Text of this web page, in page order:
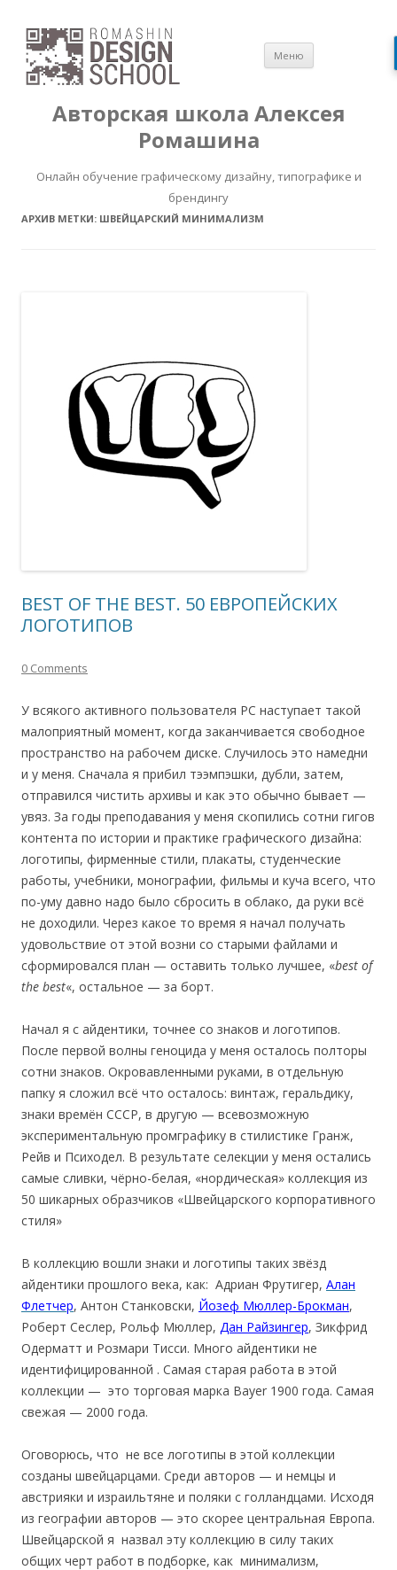
Авторская школа Алексея
Ромашина
Онлайн обучение графическому дизайну, типографике и
брендингу
Меню
содержимому
АРХИВ МЕТКИ: ШВЕЙЦАРСКИЙ МИНИМАЛИЗМ
BEST OF THE BEST. 50 ЕВРОПЕЙСКИХ
ЛОГОТИПОВ
0 Comments
У всякого активного пользователя PC наступает такой
малоприятный момент, когда заканчивается свободное
пространство на рабочем диске. Случилось это намедни
и у меня. Сначала я прибил тээмпэшки, дубли, затем,
отправился чистить архивы и как это обычно бывает —
увяз. За годы преподавания у меня скопились сотни гигов
контента по истории и практике графического дизайна:
логотипы, фирменные стили, плакаты, студенческие
работы, учебники, монографии, фильмы и куча всего, что
по-уму давно надо было сбросить в облако, да руки всё
не доходили. Через какое то время я начал получать
удовольствие от этой возни со старыми файлами и
сформировался план — оставить только лучшее, «best of
the best«, остальное — за борт.
Начал я с айдентики, точнее со знаков и логотипов.
После первой волны геноцида у меня осталось полторы
сотни знаков. Окровавленными руками, в отдельную
папку я сложил всё что осталось: винтаж, геральдику,
знаки времён СССР, в другую — всевозможную
экспериментальную промграфику в стилистике Гранж,
Рейв и Психодел. В результате селекции у меня остались
самые сливки, чёрно-белая, «нордическая» коллекция из
50 шикарных образчиков «Швейцарского корпоративного
стиля»
В коллекцию вошли знаки и логотипы таких звёзд
айдентики прошлого века, как: Адриан Фрутигер, Алан
Флетчер, Антон Станковски, Йозеф Мюллер-Брокман,
Роберт Сеслер, Рольф Мюллер, Дан Райзингер, Зикфрид
Одерматт и Розмари Тисси. Много айдентики не
идентифицированной . Самая старая работа в этой
коллекции — это торговая марка Bayer 1900 года. Самая
свежая — 2000 года.
Оговорюсь, что не все логотипы в этой коллекции
созданы швейцарцами. Среди авторов — и немцы и
австрияки и израильтяне и поляки с голландцами. Исходя
из географии авторов — это скорее центральная Европа.
Швейцарской я назвал эту коллекцию в силу таких
общих черт работ в подборке, как минимализм,